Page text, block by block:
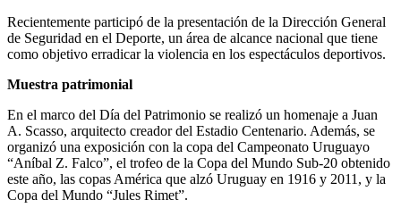
Recientemente participó de la presentación de la Dirección General
de Seguridad en el Deporte, un área de alcance nacional que tiene
como objetivo erradicar la violencia en los espectáculos deportivos.
Muestra patrimonial
En el marco del Día del Patrimonio se realizó un homenaje a Juan
A. Scasso, arquitecto creador del Estadio Centenario. Además, se
organizó una exposición con la copa del Campeonato Uruguayo
“Aníbal Z. Falco”, el trofeo de la Copa del Mundo Sub-20 obtenido
este año, las copas América que alzó Uruguay en 1916 y 2011, y la
Copa del Mundo “Jules Rimet”.